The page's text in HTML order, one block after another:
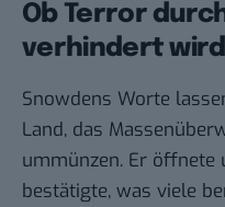
Ob Terror
verhindert
Snowdens Worte
Land, das
ummünzen. Er öffnete
bestätigte, was viele